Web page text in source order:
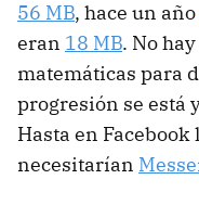
56 MB, hace un año
eran 18 MB. No
matemáticas para
progresión se está
Hasta en
necesitarían